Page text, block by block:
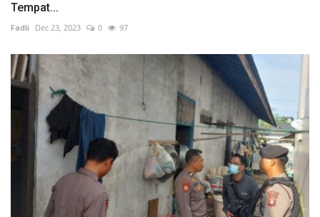
Tempat...
Fadli Dec 23, 2023 0 97